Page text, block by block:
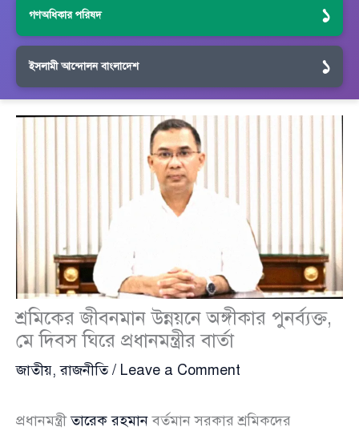
গণঅধিকার পরিষদ ১
ইসলামী আন্দোলন বাংলাদেশ ১
শ্রমিকের জীবনমান উন্নয়নে অঙ্গীকার পুনর্ব্যক্ত,
মে দিবস ঘিরে প্রধানমন্ত্রীর বার্তা
জাতীয়,রাজনীতি/ Leave a Comment
প্রধানমন্ত্রীতারেক রহমানবর্তমান সরকার শ্রমিকদের